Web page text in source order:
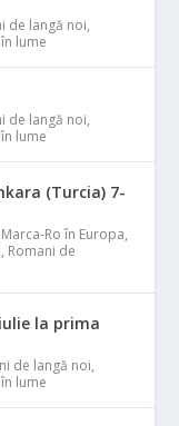
de langă noi,
lume
de langă noi,
lume
(Turcia) 7-
Marca-Ro în Europa,
, Romani de
la prima
de langă noi,
lume